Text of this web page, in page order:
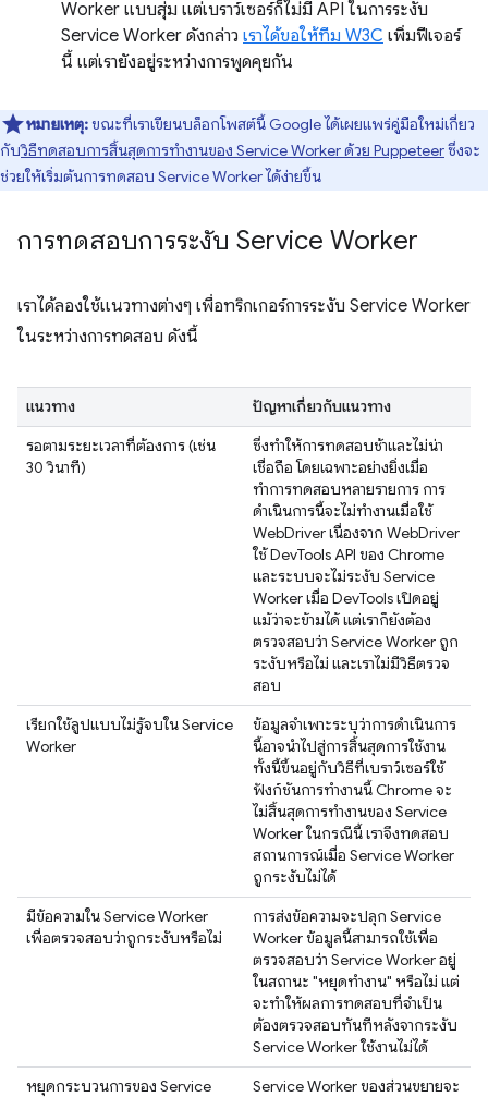
Worker แบบสุ่ม แต่เบราว์เซอร์ก็ไม่มี API ในการระงับ
Service Worker ดังกล่าว เราได้ขอให้ทีม W3C เพิ่มฟีเจอร์
นี้ แต่เรายังอยู่ระหว่างการพูดคุยกัน
หมายเหตุ: ขณะที่เราเขียนบล็อกโพสต์นี้ Google ได้เผยแพร่คู่มือใหม่เกี่ยว
กับวิธีทดสอบการสิ้นสุดการทำงานของ Service Worker ด้วย Puppeteerซึ่งจะ
ช่วยให้เริ่มต้นการทดสอบ Service Worker ได้ง่ายขึ้น
การทดสอบการระงับ Service Worker
เราได้ลองใช้แนวทางต่างๆ เพื่อทริกเกอร์การระงับ Service Worker
ในระหว่างการทดสอบ ดังนี้
แนวทาง
ปัญหาเกี่ยวกับแนวทาง
รอตามระยะเวลาที่ต้องการ (เช่น
30 วินาที)
ซึ่งทําให้การทดสอบช้าและไม่น่า
เชื่อถือ โดยเฉพาะอย่างยิ่งเมื่อ
ทำการทดสอบหลายรายการ การ
ดำเนินการนี้จะไม่ทำงานเมื่อใช้
WebDriver เนื่องจาก WebDriver
ใช้ DevTools API ของ Chrome
และระบบจะไม่ระงับ Service
Worker เมื่อ DevTools เปิดอยู่
แม้ว่าจะข้ามได้ แต่เราก็ยังต้อง
ตรวจสอบว่า Service Worker ถูก
ระงับหรือไม่ และเราไม่มีวิธีตรวจ
สอบ
เรียกใช้ลูปแบบไม่รู้จบใน Service
Worker
ข้อมูลจำเพาะระบุว่าการดำเนินการ
นี้อาจนำไปสู่การสิ้นสุดการใช้งาน
ทั้งนี้ขึ้นอยู่กับวิธีที่เบราว์เซอร์ใช้
ฟังก์ชันการทำงานนี้ Chrome จะ
ไม่สิ้นสุดการทำงานของ Service
Worker ในกรณีนี้ เราจึงทดสอบ
สถานการณ์เมื่อ Service Worker
ถูกระงับไม่ได้
มีข้อความใน Service Worker
เพื่อตรวจสอบว่าถูกระงับหรือไม่
การส่งข้อความจะปลุก Service
Worker ข้อมูลนี้สามารถใช้เพื่อ
ตรวจสอบว่า Service Worker อยู่
ในสถานะ "หยุดทำงาน" หรือไม่ แต่
จะทำให้ผลการทดสอบที่จำเป็น
ต้องตรวจสอบทันทีหลังจากระงับ
Service Worker ใช้งานไม่ได้
หยุดกระบวนการของ Service
Service Worker ของส่วนขยายจะ